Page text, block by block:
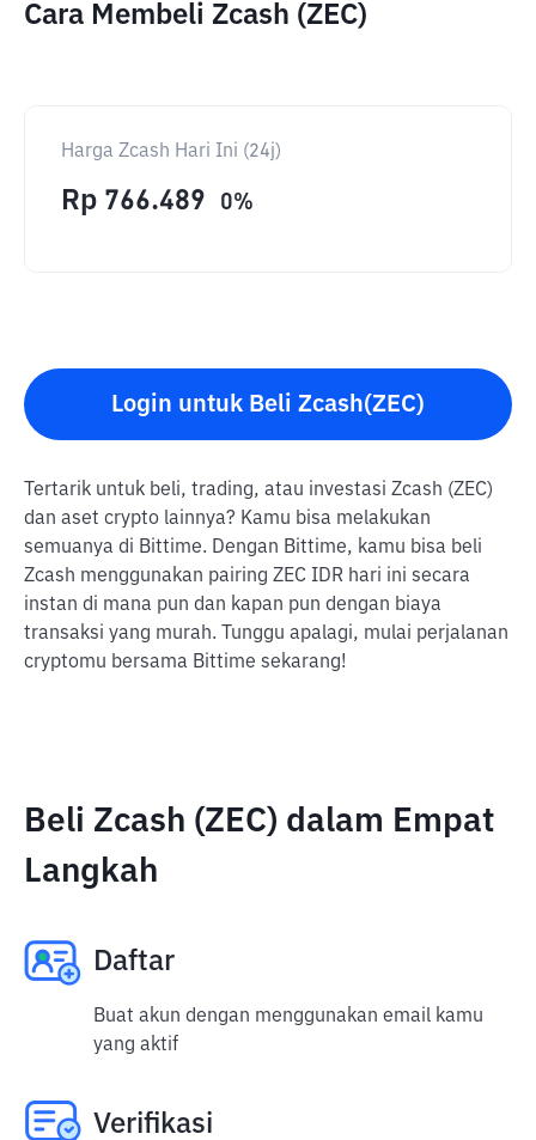
Cara Membeli Zcash (ZEC)
Harga Zcash Hari Ini (24j)
Rp 766.489 0%
Login untuk Beli Zcash(ZEC)
Tertarik untuk beli, trading, atau investasi Zcash (ZEC)
dan aset crypto lainnya? Kamu bisa melakukan
semuanya di Bittime. Dengan Bittime, kamu bisa beli
Zcash menggunakan pairing ZEC IDR hari ini secara
instan di mana pun dan kapan pun dengan biaya
transaksi yang murah. Tunggu apalagi, mulai perjalanan
cryptomu bersama Bittime sekarang!
Beli Zcash (ZEC) dalam Empat
Langkah
Daftar
Buat akun dengan menggunakan email kamu
yang aktif
Verifikasi